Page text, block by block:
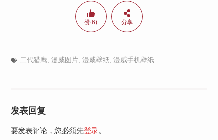
赞(6) 分享
二代猎鹰 漫威图片, 漫威壁纸, 漫威手机壁纸
发表回复
要发表评论，您必须先登录。